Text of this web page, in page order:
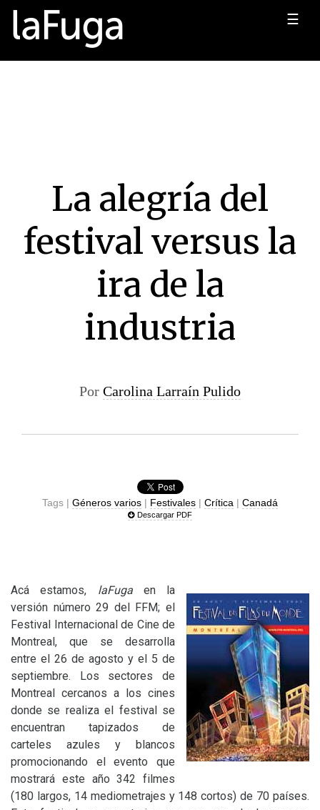
☰
La alegría del
festival versus la
ira de la
industria
Por Carolina Larraín Pulido
Tags | Géneros varios | Festivales | Crítica | Canadá
Descargar PDF
Acá estamos, laFugaen la
versión número 29 del FFM; el
Festival Internacional de Cine de
Montreal, que se desarrolla
entre el 26 de agosto y el 5 de
septiembre. Los sectores de
Montreal cercanos a los cines
donde se realiza el festival se
encuentran tapizados de
carteles azules y blancos
promocionando el evento que
mostrará este año 342 filmes
(180 largos, 14 mediometrajes y 148 cortos) de 70 países.